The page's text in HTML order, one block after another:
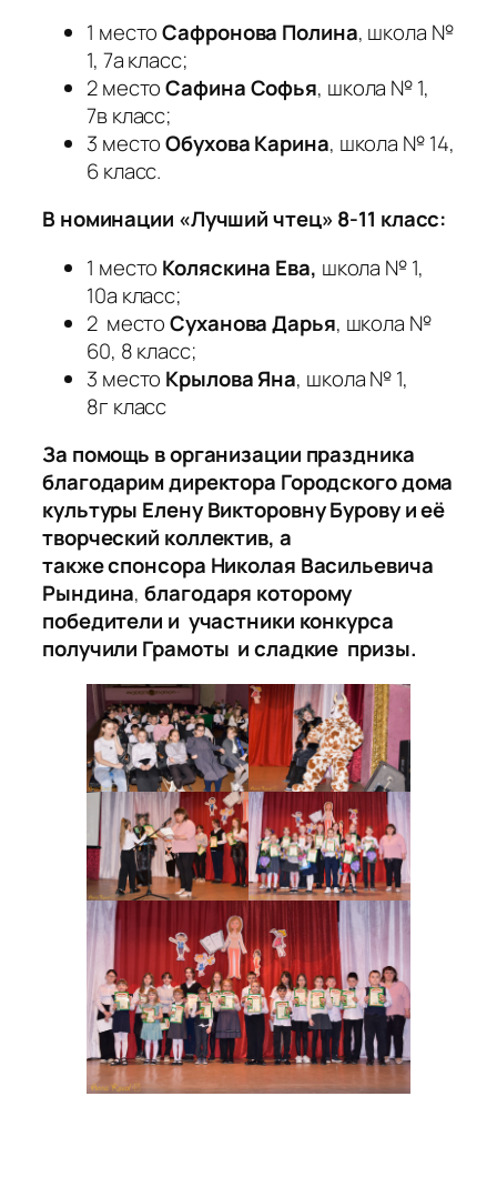
1 местоСафронова Полина, школа №
1, 7а класс;
2 местоСафина Софья, школа № 1,
7в класс;
3 местоОбухова Карина, школа № 14,
6 класс.
В номинации «Лучший чтец» 8-11 класс:
1 место Коляскина Ева, школа № 1,
10а класс;
2 местоСуханова Дарья, школа №
60, 8 класс;
3 место Крылова Яна, школа № 1,
8г класс
За помощь в организации праздника
благодарим директора Городского дома
культуры Елену Викторовну Бурову и её
творческий коллектив, а
также спонсора Николая Васильевича
Рындина,благодаря которому
победители и участники конкурса
получили Грамоты и сладкие призы.